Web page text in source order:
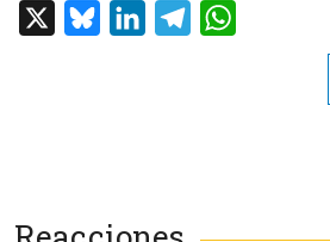
BlueskyLinkedInTelegram